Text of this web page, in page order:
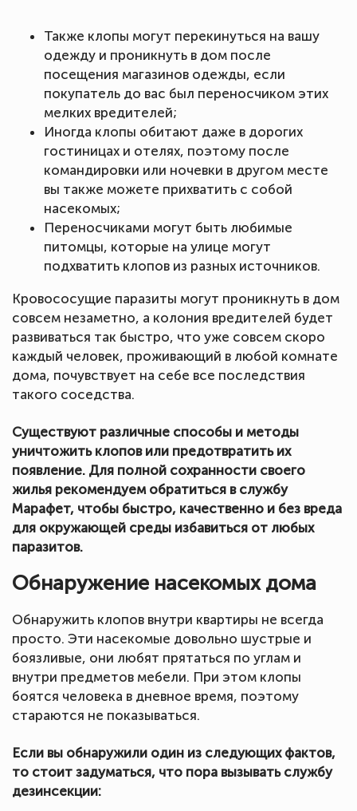
Также клопы могут перекинуться на вашу
одежду и проникнуть в дом после
посещения магазинов одежды, если
покупатель до вас был переносчиком этих
мелких вредителей;
Иногда клопы обитают даже в дорогих
гостиницах и отелях, поэтому после
командировки или ночевки в другом месте
вы также можете прихватить с собой
насекомых;
Переносчиками могут быть любимые
питомцы, которые на улице могут
подхватить клопов из разных источников.
Кровососущие паразиты могут проникнуть в дом
совсем незаметно, а колония вредителей будет
развиваться так быстро, что уже совсем скоро
каждый человек, проживающий в любой комнате
дома, почувствует на себе все последствия
такого соседства.
Существуют различные способы и методы
уничтожить клопов или предотвратить их
появление. Для полной сохранности своего
жилья рекомендуем обратиться в службу
Марафет, чтобы быстро, качественно и без вреда
для окружающей среды избавиться от любых
паразитов.
Обнаружение насекомых дома
Обнаружить клопов внутри квартиры не всегда
просто. Эти насекомые довольно шустрые и
боязливые, они любят прятаться по углам и
внутри предметов мебели. При этом клопы
боятся человека в дневное время, поэтому
стараются не показываться.
Если вы обнаружили один из следующих фактов,
то стоит задуматься, что пора вызывать службу
дезинсекции: